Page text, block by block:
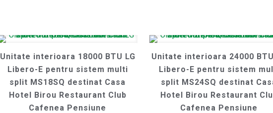
Unitate interioara 18000 BTU LG
Libero-E pentru sistem multi
split MS18SQ destinat Casa
Hotel Birou Restaurant Club
Cafenea Pensiune
Unitate interioara 24000
Libero-E pentru sistem
split MS24SQ destinat
Hotel Birou Restaurant
Cafenea Pensiune